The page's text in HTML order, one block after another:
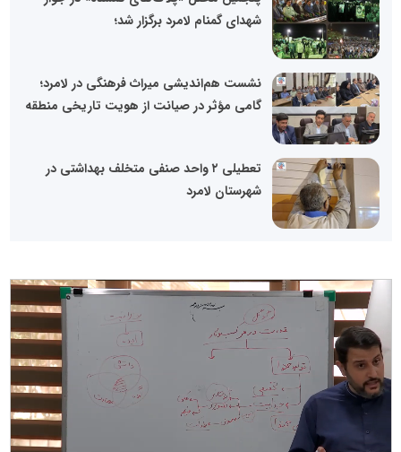
شهدای گمنام لامرد برگزار شد؛
نشست هم‌اندیشی میراث فرهنگی در لامرد؛
گامی مؤثر در صیانت از هویت تاریخی منطقه
تعطیلی ٢ واحد صنفی متخلف بهداشتی در
شهرستان لامرد